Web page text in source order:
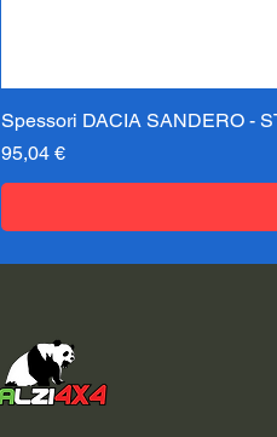
Spessori DACIA SANDERO -
Precio
95,04 €